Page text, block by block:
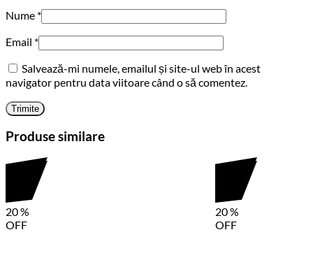
Nume *
Email *
Salvează-mi numele, emailul și site-ul web în acest
navigator pentru data viitoare când o să comentez.
Produse similare
20%
OFF
20%
OFF